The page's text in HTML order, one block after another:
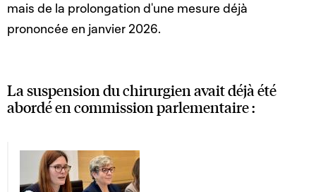
mais de la prolongation d'une mesure déjà
prononcée en janvier 2026.
La suspension du chirurgien avait déjà été
abordé en commission parlementaire :